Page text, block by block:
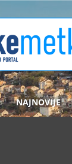
NAJNOVIJE